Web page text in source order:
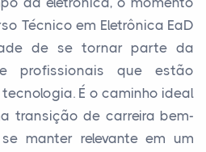
Técnico em Eletrônica EaD
de se tornar parte da
profissionais que estão
É o caminho ideal
transição de carreira bem-
manter relevante em um